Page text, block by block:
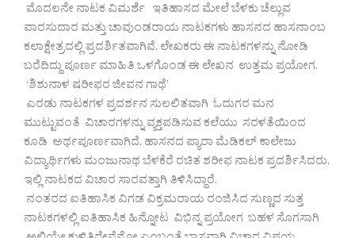
ಮೊದಲನೇ ನಾಟಕ ವಿಮರ್ಶೆ ಇತಿಹಾಸದ ಮೇಲೆ ಬೆಳಕು ಚೆಲ್ಲುವ
ವಾರಸುದಾರ ಮತ್ತು ಚಾವುಂಡರಾಯ ನಾಟಕಗಳು ಹಾಸನದ ಹಾಸನಾಂಬ
ಕಲಾಕ್ಷೇತ್ರದಲ್ಲಿ ಪ್ರದರ್ಶಿತವಾಗಿವೆ. ಲೇಖಕರು ಈ ನಾಟಕಗಳನ್ನು ನೋಡಿ
ಬರೆದಿದ್ದು ಪೂರ್ಣ ಮಾಹಿತಿ ಒಳಗೊಂಡ ಈ ಲೇಖನ ಉತ್ತಮ ಪ್ರಯೋಗ.
‘ಶಿಶುನಾಳ ಷರೀಫರ ಜೀವನ ಗಾಥೆ’
ಎರಡು ನಾಟಕಗಳ ಪ್ರದರ್ಶನ ಸುಲಲಿತವಾಗಿ ಓದುಗರ ಮನ
ಮುಟ್ಟುವಂತೆ ವಿಚಾರಗಳನ್ನು ವ್ಯಕ್ತಪಡಿಸುವ ಕಲೆಯು ಸರಳತೆಯಿಂದ
ಕೂಡಿ ಅರ್ಥಪೂರ್ಣವಾಗಿದೆ. ಹಾಸನದ ಪ್ಯಾರಾ ಮೆಡಿಕಲ್ ಕಾಲೇಜು
ವಿದ್ಯಾರ್ಥಿಗಳು ಮಂಜುನಾಥ ಬೆಳಕೆರೆ ರಚಿತ ಶರೀಫ ನಾಟಕ ಪ್ರದರ್ಶಿಸಿದರು.
ಇಲ್ಲಿ ನಾಟಕದ ವಿಚಾರ ಸಾರವತ್ತಾಗಿ ತಿಳಿಸಿದ್ದಾರೆ.
ನಂತರದ ಐತಿಹಾಸಿಕ ವಿಗಡ ವಿಕ್ರಮರಾಯ ರಂಜಿಸಿದ ಸುಣ್ಣದ ಸುತ್ತ
ನಾಟಕಗಳಲ್ಲಿ ಐತಿಹಾಸಿಕ ಹಿನ್ನೋಟ ವಿಭಿನ್ನ ಪ್ರಯೋಗ ಬಹಳ ಸೊಗಸಾಗಿ